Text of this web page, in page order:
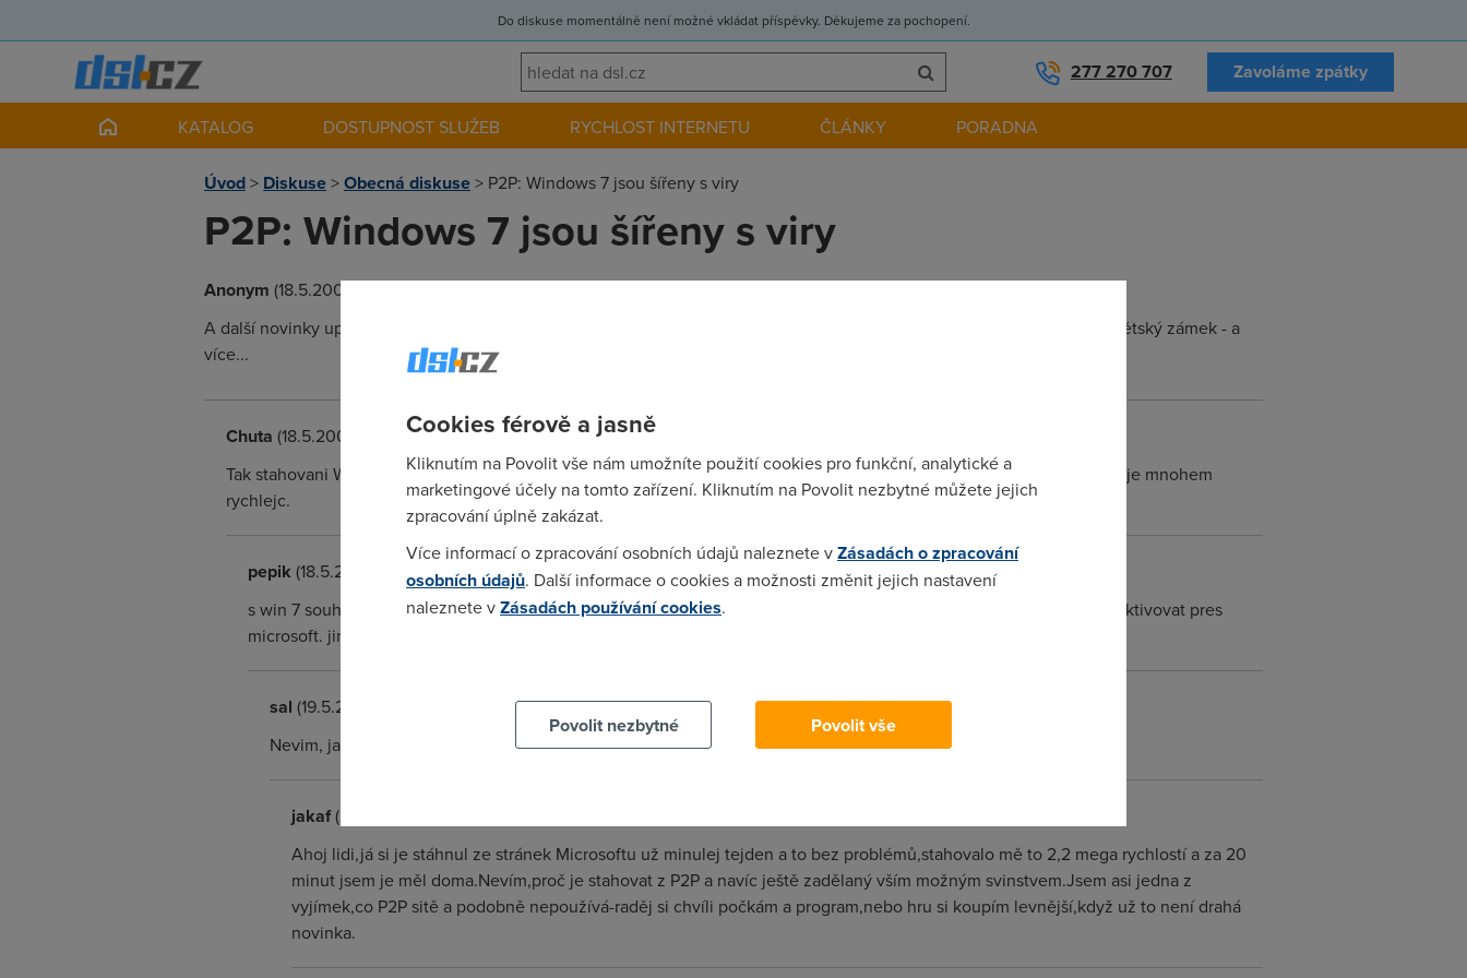
Do diskuse momentálně není možné vkládat příspěvky. Děkujeme za pochopení.
277 270 707 Zavoláme zpátky
KATALOG DOSTUPNOST SLUŽEB RYCHLOST INTERNETU ČLÁNKY PORADNA
Úvod> Diskuse>Obecná diskuse> P2P: Windows 7 jsou šířeny s viry
P2P: Windows 7 jsou šířeny s viry
Anonym (18.5.2009 00:00:00)
A další novinky uplynulých dní: Mobilní síť nové generace už i v Ostravě - Blokování obsahu pokračuje. T-Mobile nabízí Dětský zámek - a
více...
Chuta (18.5.2009 19:58:24)
Tak stahovani Win7 z torrentu tak uplne smyslu nepostrada... Servery Microsoftu jsou pretizeny, a z torrentu se to stahuje mnohem
rychlejc.
pepik (18.5.2009 21:03:09)
s win 7 souhlasim pokud mam tu samou ver. stahlou za 10 minut nebo 1,5 dne tak to je rozdil akorat se potom musi aktivovat pres
microsoft. jinak k tomu svedsku si myslim ze se to za pul roku vrati k normalu az to vysumi.
sal (19.5.2009 15:36:00)
Nevim, ja si to stahl od microsoftu primo a za hodku stazeny, zadny pretizeni nebo pomale stahovani.
jakaf(21.5.2009 10:02:59)
Ahoj lidi,já si je stáhnul ze stránek Microsoftu už minulej tejden a to bez problémů,stahovalo mě to 2,2 mega rychlostí a za 20
minut jsem je měl doma.Nevím,proč je stahovat z P2P a navíc ještě zadělaný vším možným svinstvem.Jsem asi jedna z
vyjímek,co P2P sitě a podobně nepoužívá-raděj si chvíli počkám a program,nebo hru si koupím levnější,když už to není drahá
novinka.
Cookies férově a jasně
Kliknutím na Povolit vše nám umožníte použití cookies pro funkční, analytické a
marketingové účely na tomto zařízení. Kliknutím na Povolit nezbytné můžete jejich
zpracování úplně zakázat.
Více informací o zpracování osobních údajů naleznete vZásadách o zpracování
osobních údajů. Další informace o cookies a možnosti změnit jejich nastavení
naleznete vZásadách používání cookies.
Povolit nezbytné
Povolit vše